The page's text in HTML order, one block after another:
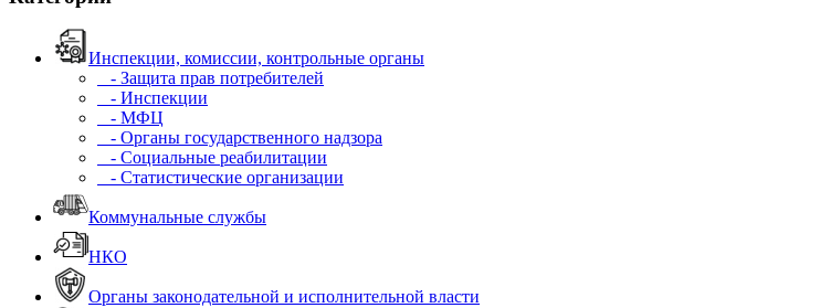
Инспекции, комиссии, контрольные органы
- Защита прав потребителей
- Инспекции
- МФЦ
- Органы государственного надзора
- Социальные реабилитации
- Статистические организации
Коммунальные службы
НКО
Органы законодательной и исполнительной власти